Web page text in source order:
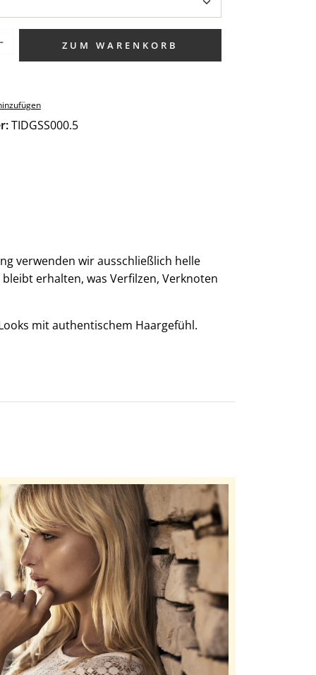
Gib den gewünschten Wert
ZUM WARENKORB
TIDGSS000.5
verwenden wir ausschließlich helle
erhalten, was Verfilzen, Verknoten
mit authentischem Haargefühl.